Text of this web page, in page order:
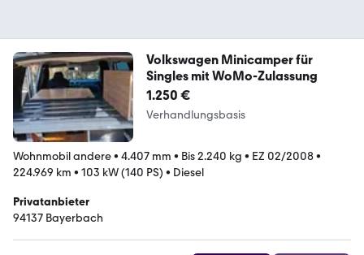
Volkswagen Minicamper für
Singles mit WoMo-Zulassung
1.250 €
Verhandlungsbasis
Wohnmobil andere• 4.407 mm • Bis 2.240 kg • EZ 02/2008•
224.969 km • 103 kW (140 PS) • Diesel
Privatanbieter
94137 Bayerbach